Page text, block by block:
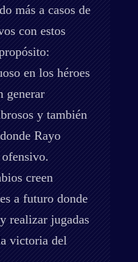
más a casos de
con estos
en los héroes
generar
y también
Rayo
creen
a futuro donde
realizar jugadas
victoria del